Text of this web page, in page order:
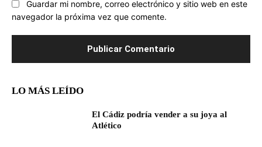
Guardar mi nombre, correo electrónico y sitio web en este
navegador la próxima vez que comente.
LO MÁS LEÍDO
El Cádiz podría vender a su joya al
Atlético